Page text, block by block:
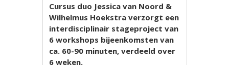
Cursus duo Jessica van Noord &
Wilhelmus Hoekstra verzorgt een
interdisciplinair stageproject van
6 workshops bijeenkomsten van
ca. 60-90 minuten, verdeeld over
6 weken.